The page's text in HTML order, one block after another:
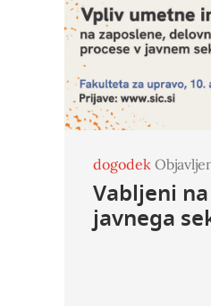
dogodek
Vabljeni
javnega